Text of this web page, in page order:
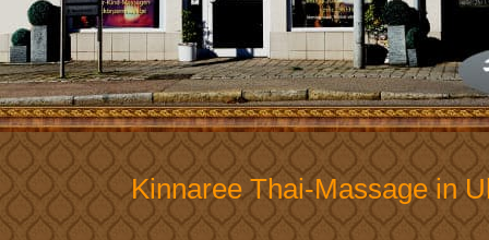
Kinnaree Thai-Massage in